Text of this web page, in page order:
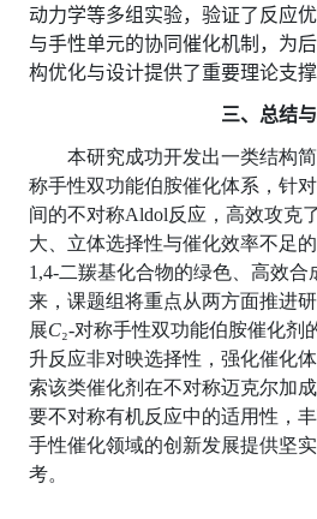
动力学等多组实验，验证了反应
与手性单元的协同催化机制，为
构优化与设计提供了重要理论支撑
三、总结
本研究成功开发出一类结构
称手性双功能伯胺催化体系，针对
间的不对称Aldol反应，高效攻克
大、立体选择性与催化效率不足
1,4-二羰基化合物的绿色、高效合
来，课题组将重点从两方面推进
展C₂-对称手性双功能伯胺催化剂
升反应非对映选择性，强化催化
索该类催化剂在不对称迈克尔加
要不对称有机反应中的适用性，
手性催化领域的创新发展提供坚
考。